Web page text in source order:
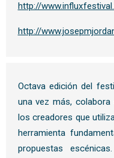
http://
http://
Octava edición del
una vez más,
los creadores que
herramienta
propuestas